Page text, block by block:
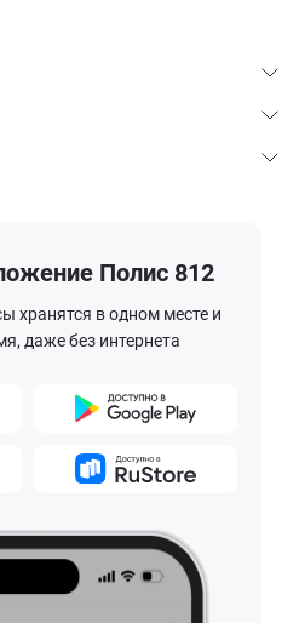
Полис 812
хранятся в одном месте и
даже без интернета